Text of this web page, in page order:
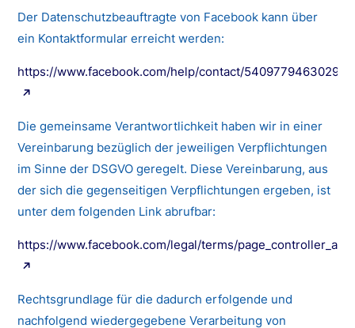
Der Datenschutzbeauftragte von Facebook kann über
ein Kontaktformular erreicht werden:
https://www.facebook.com/help/contact/540977946302970
Die gemeinsame Verantwortlichkeit haben wir in einer
Vereinbarung bezüglich der jeweiligen Verpflichtungen
im Sinne der DSGVO geregelt. Diese Vereinbarung, aus
der sich die gegenseitigen Verpflichtungen ergeben, ist
unter dem folgenden Link abrufbar:
https://www.facebook.com/legal/terms/
Rechtsgrundlage für die dadurch erfolgende und
nachfolgend wiedergegebene Verarbeitung von